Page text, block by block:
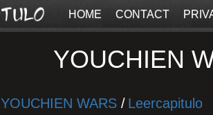
HOME CONTACT
YOUCHIEN
YOUCHIEN WARS / Leercapitulo